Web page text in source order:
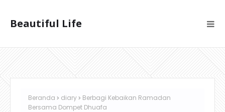
Beautiful Life
Beranda diary
Berbagi Kebaikan Ramadan
Bersama Dompet Dhuafa